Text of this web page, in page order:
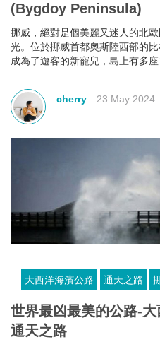
(Bygdoy Peninsula)
挪威，絕對是個美麗又迷人的北
光。位於挪威首都奧斯陸西部的
成為了遊客的新寵兒，島上有多
豐富文化景觀的地區之一 ，去挪
(Bygdoy Peninsula)探訪一下挪威
cherry 23 May 2024
大西洋海濱公路 通天之路
世界最凶最美的公路-
通天之路